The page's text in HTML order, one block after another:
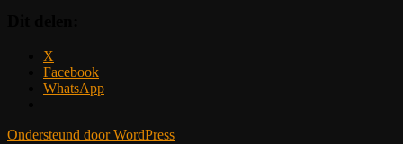
X
Facebook
WhatsApp
Ondersteund door WordPress